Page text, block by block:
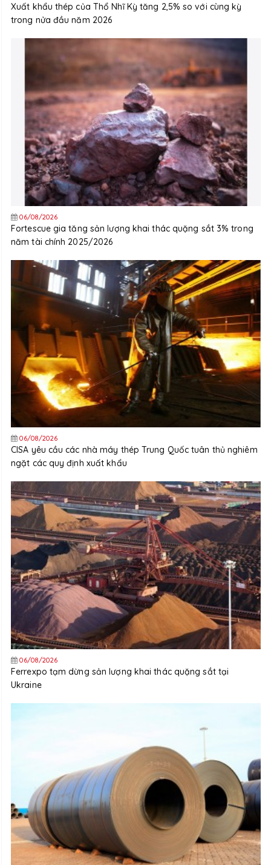
Xuất khẩu thép của Thổ Nhĩ Kỳ tăng 2,5% so với cùng kỳ
trong nửa đầu năm 2026
06/08/2026
Fortescue gia tăng sản lượng khai thác quặng sắt 3% trong
năm tài chính 2025/2026
06/08/2026
CISA yêu cầu các nhà máy thép Trung Quốc tuân thủ nghiêm
ngặt các quy định xuất khẩu
06/08/2026
Ferrexpo tạm dừng sản lượng khai thác quặng sắt tại
Ukraine